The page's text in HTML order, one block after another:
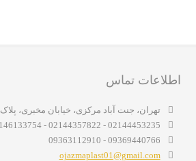
اطلاعات تماس
تهران، جنت آباد مرکزی، خیابان مخبری، پلاک 215، واحد 1 غربی
02144453235 - 02144357822 - 02146133754
09369440766 - 09363112910
ojazmaplast01@gmail.com